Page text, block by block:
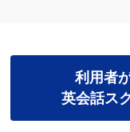
利用者
英会話ス